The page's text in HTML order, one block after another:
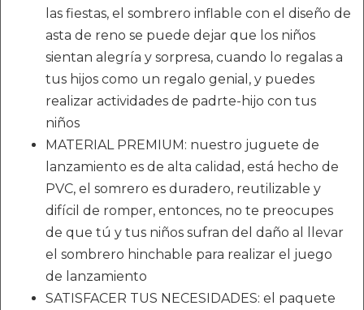
las fiestas, el sombrero inflable con el diseño de
asta de reno se puede dejar que los niños
sientan alegría y sorpresa, cuando lo regalas a
tus hijos como un regalo genial, y puedes
realizar actividades de padrte-hijo con tus
niños
MATERIAL PREMIUM: nuestro juguete de
lanzamiento es de alta calidad, está hecho de
PVC, el somrero es duradero, reutilizable y
difícil de romper, entonces, no te preocupes
de que tú y tus niños sufran del daño al llevar
el sombrero hinchable para realizar el juego
de lanzamiento
SATISFACER TUS NECESIDADES: el paquete